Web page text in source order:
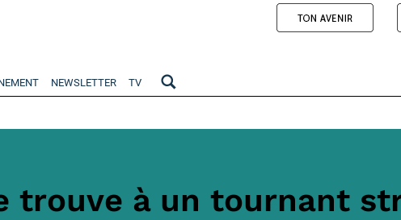
NEWSLETTER TV
trouve à un tournant